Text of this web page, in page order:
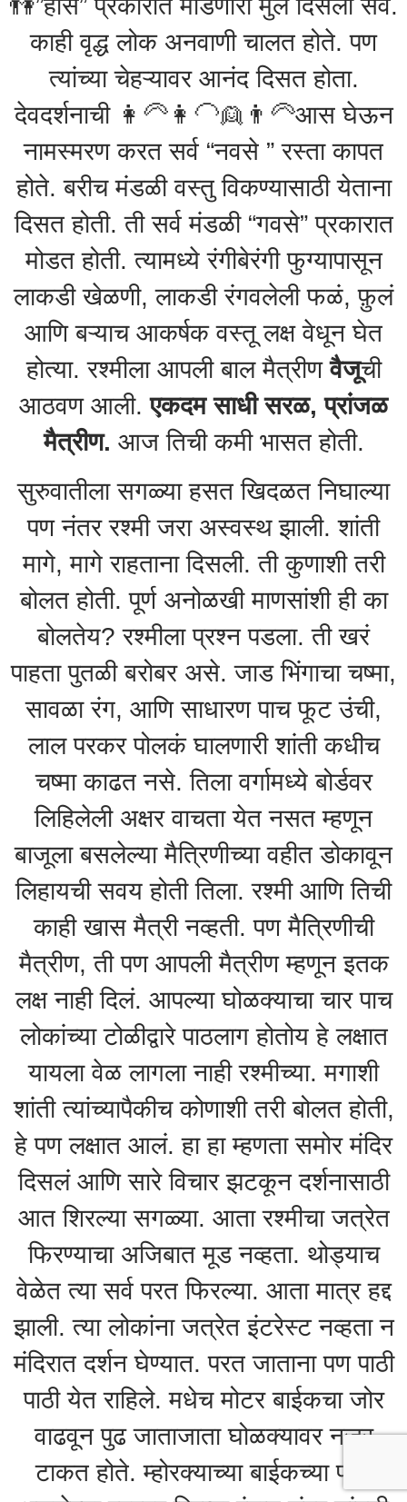
काही वृद्ध लोक अनवाणी चालत होते. पण
त्यांच्या चेहऱ्यावर आनंद दिसत होता.
देवदर्शनाची 👩‍🦳👩‍🦲👱👨‍🦳आस घेऊन
नामस्मरण करत सर्व “नवसे ” रस्ता कापत
होते. बरीच मंडळी वस्तु विकण्यासाठी येताना
दिसत होती. ती सर्व मंडळी “गवसे” प्रकारात
मोडत होती. त्यामध्ये रंगीबेरंगी फुग्यापासून
लाकडी खेळणी, लाकडी रंगवलेली फळं, फ़ुलं
आणि बऱ्याच आकर्षक वस्तू लक्ष वेधून घेत
होत्या. रश्मीला आपली बाल मैत्रीणवैजूची
आठवण आली.एकदम साधी सरळ, प्रांजळ
मैत्रीण. आज तिची कमी भासत होती.
सुरुवातीला सगळ्या हसत खिदळत निघाल्या
पण नंतर रश्मी जरा अस्वस्थ झाली. शांती
मागे, मागे राहताना दिसली. ती कुणाशी तरी
बोलत होती. पूर्ण अनोळखी माणसांशी ही का
बोलतेय? रश्मीला प्रश्न पडला. ती खरं
पाहता पुतळी बरोबर असे. जाड भिंगाचा चष्मा,
सावळा रंग, आणि साधारण पाच फूट उंची,
लाल परकर पोलकं घालणारी शांती कधीच
चष्मा काढत नसे. तिला वर्गामध्ये बोर्डवर
लिहिलेली अक्षर वाचता येत नसत म्हणून
बाजूला बसलेल्या मैत्रिणीच्या वहीत डोकावून
लिहायची सवय होती तिला. रश्मी आणि तिची
काही खास मैत्री नव्हती. पण मैत्रिणीची
मैत्रीण, ती पण आपली मैत्रीण म्हणून इतक
लक्ष नाही दिलं. आपल्या घोळक्याचा चार पाच
लोकांच्या टोळीद्वारे पाठलाग होतोय हे लक्षात
यायला वेळ लागला नाही रश्मीच्या. मगाशी
शांती त्यांच्यापैकीच कोणाशी तरी बोलत होती,
हे पण लक्षात आलं. हा हा म्हणता समोर मंदिर
दिसलं आणि सारे विचार झटकून दर्शनासाठी
आत शिरल्या सगळ्या. आता रश्मीचा जत्रेत
फिरण्याचा अजिबात मूड नव्हता. थोड्याच
वेळेत त्या सर्व परत फिरल्या. आता मात्र हद्द
झाली. त्या लोकांना जत्रेत इंटरेस्ट नव्हता न
मंदिरात दर्शन घेण्यात. परत जाताना पण पाठी
पाठी येत राहिले. मधेच मोटर बाईकचा जोर
वाढवून पुढ जाताजाता घोळक्यावर नजर
टाकत होते. म्होरक्याच्या बाईकच्या पाठी